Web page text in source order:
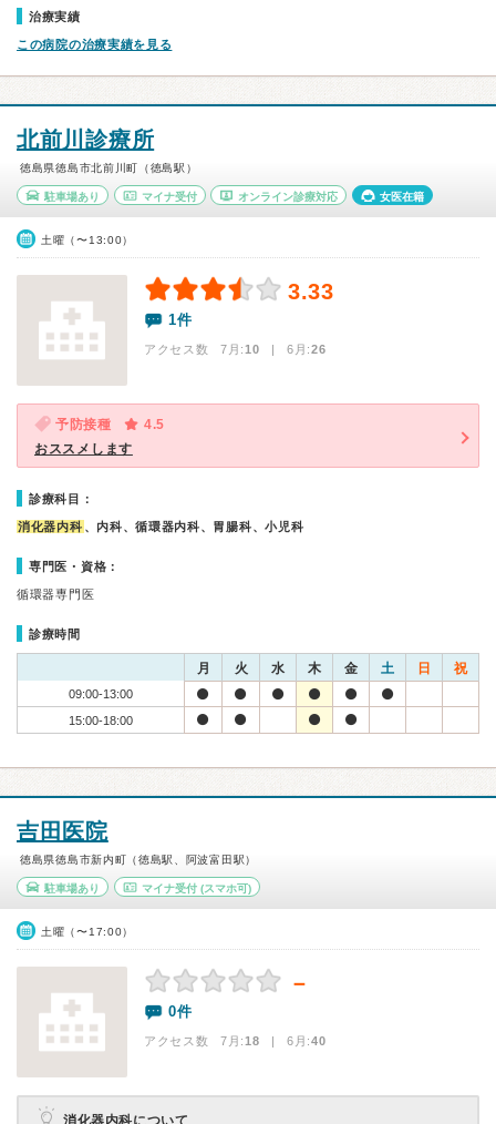
治療実績
この病院の治療実績を見る
北前川診療所
徳島県徳島市北前川町（徳島駅）
駐車場あり マイナ受付 オンライン診療対応 女医在籍
土曜（〜13:00）
3.33
1件
アクセス数 7月:10 | 6月:26
予防接種
4.5
おススメします
診療科目：
消化器内科 、内科、循環器内科、胃腸科、小児科
専門医・資格：
循環器専門医
診療時間
月 火 水 木 金 土 日 祝
09:00-13:00
15:00-18:00
吉田医院
徳島県徳島市新内町（徳島駅、阿波富田駅）
駐車場あり マイナ受付(スマホ可)
土曜（〜17:00）
－
0件
アクセス数 7月:18 | 6月:40
消化器内科について